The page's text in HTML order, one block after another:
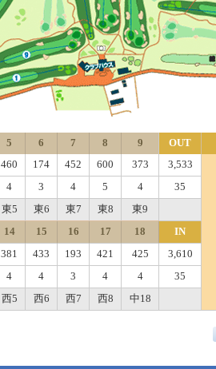
5 6 7 8 9 OUT
460 174 452 600 373 3,533
4 3 4 5 4
35
東5 東6 東7 東8
東9
14 15 16 17 18
IN
381 433 193 421 425
3,610
4 4 3 4 4
35
西5 西6 西7 西8 中18